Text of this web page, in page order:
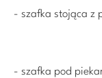
- szafka stojąca z
- szafka pod